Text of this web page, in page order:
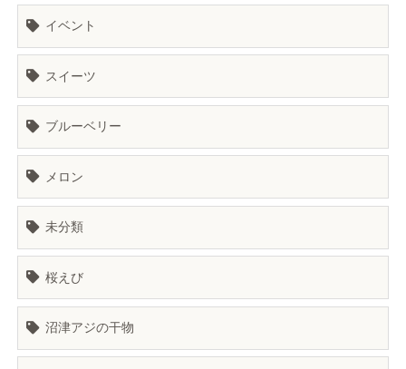
イベント
スイーツ
ブルーベリー
メロン
未分類
桜えび
沼津アジの干物